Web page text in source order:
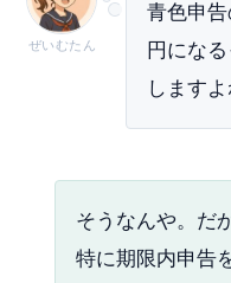
ぜいむたん
青色申
円にな
します
そうなんや。だ
特に期限内申告